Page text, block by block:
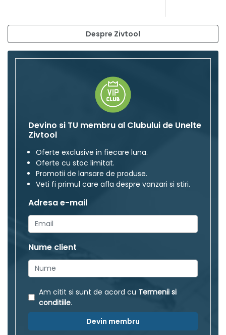
Despre Zivtool
Devino si TU membru al Clubului de Unelte
Zivtool
Oferte exclusive in fiecare luna.
Oferte cu stoc limitat.
Promotii de lansare de produse.
Veti fi primul care afla despre vanzari si stiri.
Adresa e-mail
Nume client
Am citit si sunt de acord cu Termenii si
conditiile.
Devin membru